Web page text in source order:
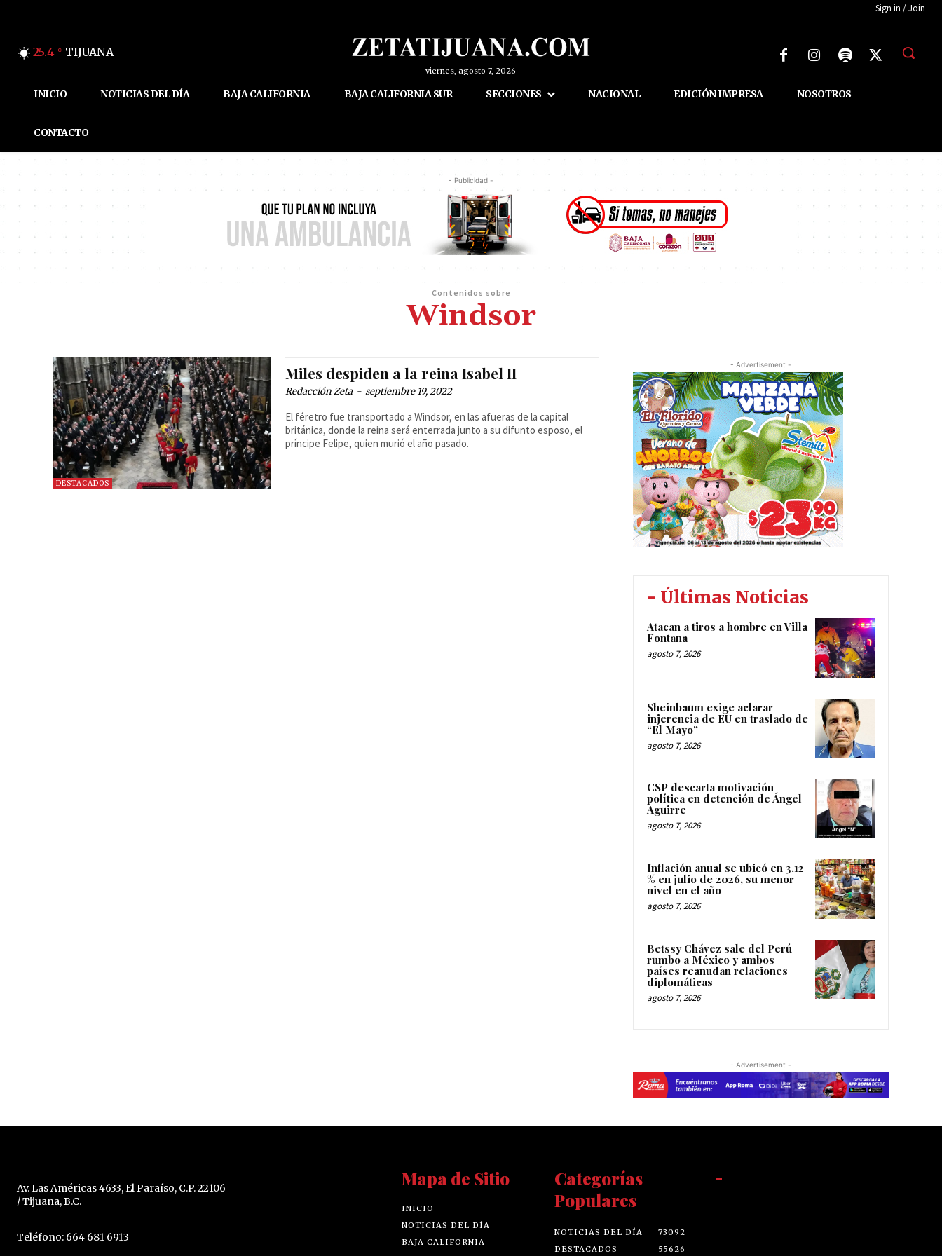
Sign in / Join
25.4 C TIJUANA
viernes, agosto 7, 2026
INICIO NOTICIAS DEL DÍA BAJA CALIFORNIA BAJA CALIFORNIA SUR SECCIONES NACIONAL EDICIÓN IMPRESA NOSOTROS
CONTACTO
- Publicidad -
Contenidos sobre
Windsor
DESTACADOS
Miles despiden a la reina Isabel II
Redacción Zeta - septiembre 19, 2022
El féretro fue transportado a Windsor, en las afueras de la capital
británica, donde la reina será enterrada junto a su difunto esposo, el
príncipe Felipe, quien murió el año pasado.
- Advertisement -
- Últimas Noticias
Atacan a tiros a hombre en Villa
Fontana
agosto 7, 2026
Sheinbaum exige aclarar
injerencia de EU en traslado de
“El Mayo”
agosto 7, 2026
CSP descarta motivación
política en detención de Ángel
Aguirre
agosto 7, 2026
Inflación anual se ubicó en 3.12
% en julio de 2026, su menor
nivel en el año
agosto 7, 2026
Betssy Chávez sale del Perú
rumbo a México y ambos
países reanudan relaciones
diplomáticas
agosto 7, 2026
- Advertisement -
Av. Las Américas 4633, El Paraíso, C.P. 22106
/ Tijuana, B.C.
Teléfono: 664 681 6913
Mapa de Sitio
INICIO
NOTICIAS DEL DÍA
BAJA CALIFORNIA
Categorías
Populares
NOTICIAS DEL DÍA
73092
DESTACADOS
55626
-